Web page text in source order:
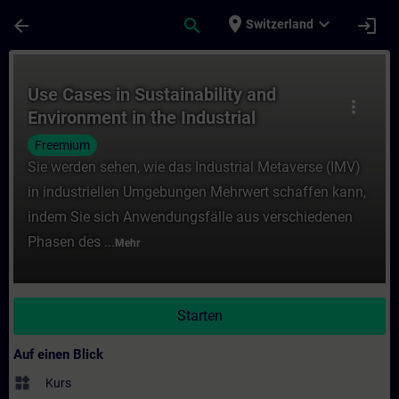
arrow_back search place Switzerland expand_more login
more_vert
Use Cases in Sustainability and
Environment in the Industrial
Metaverse
Freemium
Sie werden sehen, wie das Industrial Metaverse (IMV)
in industriellen Umgebungen Mehrwert schaffen kann,
indem Sie sich Anwendungsfälle aus verschiedenen
Phasen des ... Mehr
Starten
Auf einen Blick
widgets Kurs